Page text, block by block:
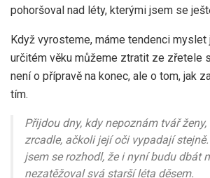
pohoršoval nad léty, kterými jsem se
Když vyrosteme, máme tendenci myslet
určitém věku můžeme ztratit ze zřetele
není o přípravě na konec, ale o tom, jak
tím.
Přijdou dny, kdy nepoznám tvář
zrcadle, ačkoli její oči vypadají
jsem se rozhodl, že i nyní budu dbát
nezatěžoval svá starší léta děsem.